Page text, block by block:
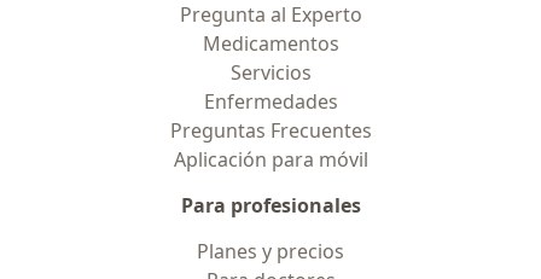
Pregunta al Experto
Medicamentos
Servicios
Enfermedades
Preguntas Frecuentes
Aplicación para móvil
Para profesionales
Planes y precios